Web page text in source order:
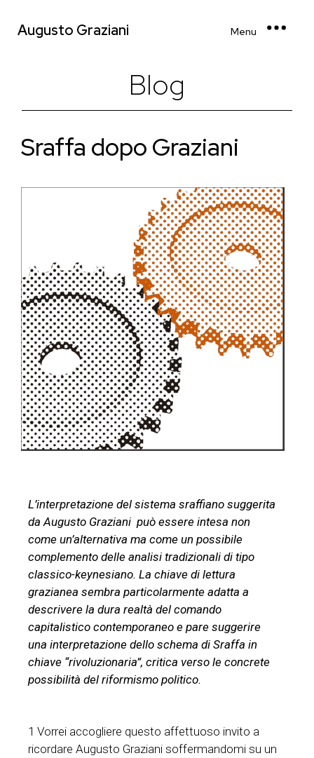
Augusto Graziani Menu
Blog
Sraffa dopo Graziani
L’interpretazione del sistema sraffiano suggerita
da Augusto Graziani può essere intesa non
come un’alternativa ma come un possibile
complemento delle analisi tradizionali di tipo
classico-keynesiano. La chiave di lettura
grazianea sembra particolarmente adatta a
descrivere la dura realtà del comando
capitalistico contemporaneo e pare suggerire
una interpretazione dello schema di Sraffa in
chiave “rivoluzionaria”, critica verso le concrete
possibilità del riformismo politico.
1 Vorrei accogliere questo affettuoso invito a
ricordare Augusto Graziani soffermandomi su un